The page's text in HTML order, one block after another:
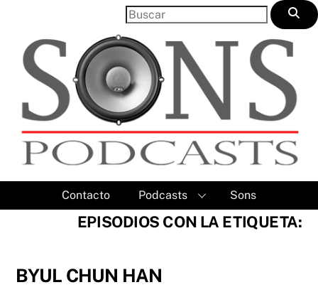
content
Contacto Podcasts Sons
EPISODIOS CON LA ETIQUETA:
BYUL CHUN HAN